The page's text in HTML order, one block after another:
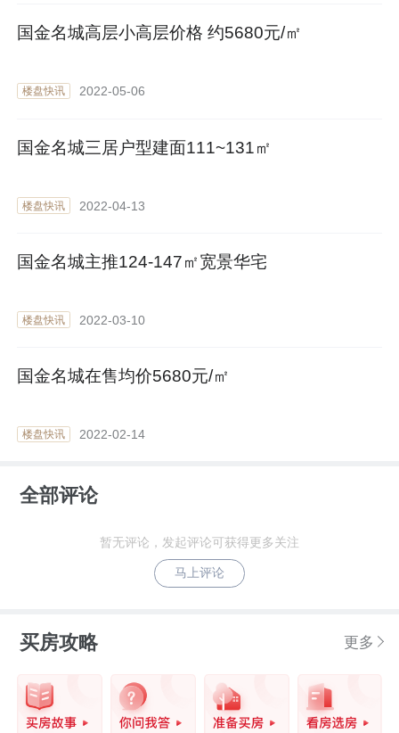
国金名城高层小高层价格 约5680元/㎡
楼盘快讯 2022-05-06
国金名城三居户型建面111~131㎡
楼盘快讯 2022-04-13
国金名城主推124-147㎡宽景华宅
楼盘快讯 2022-03-10
国金名城在售均价5680元/㎡
楼盘快讯 2022-02-14
全部评论
暂无评论，发起评论可获得更多关注
马上评论
买房攻略 更多